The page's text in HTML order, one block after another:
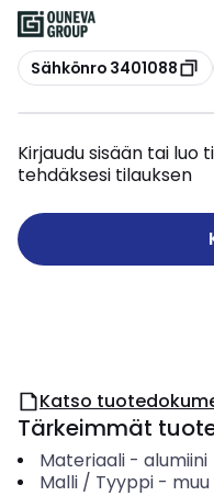
Kopioi
Sähkönro 3401088
Kirjaudu sisään tai luo
tehdäksesi tilauksen
Katso
Tärkeimmät
Materiaali- alumiini
Malli / Tyyppi- muu